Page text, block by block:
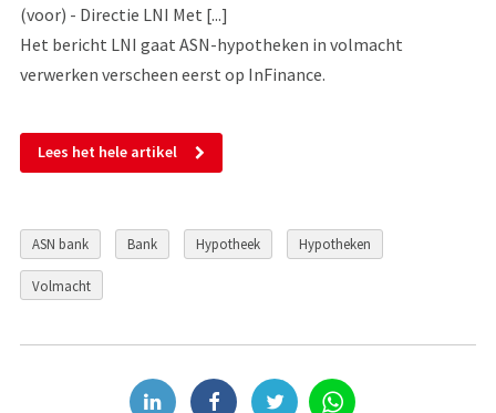
(voor) - Directie LNI Met [...]
Het bericht LNI gaat ASN-hypotheken in volmacht
verwerken verscheen eerst op InFinance.
Lees het hele artikel
ASN bank Bank Hypotheek Hypotheken
Volmacht